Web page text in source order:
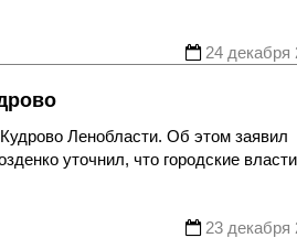
24 декабря
Ленобласти. Об этом заявил
уточнил, что городские власти
23 декабря